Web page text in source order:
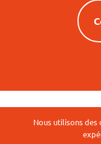
Rejoignez-
Nous utilisons